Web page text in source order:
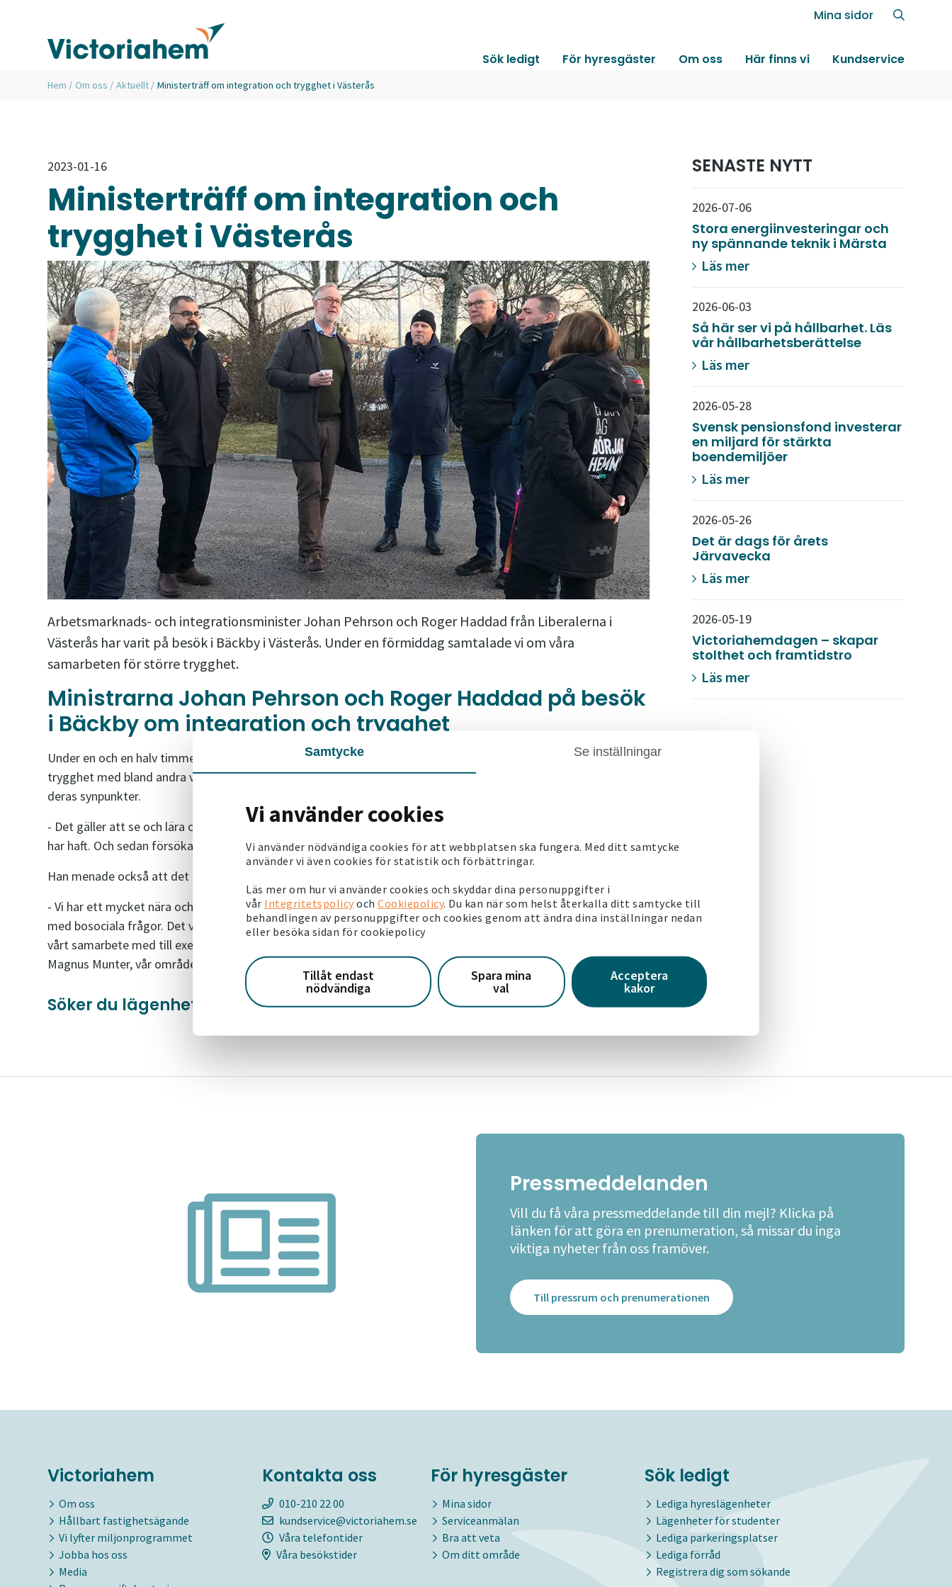
Samtycke Se inställningar
Vi använder cookies
Vi använder nödvändiga cookies för att webbplatsen ska fungera. Med ditt samtycke
använder vi även cookies för statistik och förbättringar.
Läs mer om hur vi använder cookies och skyddar dina personuppgifter i
vår Integritetspolicy och Cookiepolicy. Du kan när som helst återkalla ditt samtycke till
behandlingen av personuppgifter och cookies genom att ändra dina inställningar nedan
eller besöka sidan för cookiepolicy
Tillåt endast
nödvändiga
Spara mina
val
Acceptera
kakor
Mina sidor
Sök ledigt För hyresgäster Om oss Här finns vi Kundservice
Hem / Om oss / Aktuellt / Ministerträff om integration och trygghet i Västerås
2023-01-16
Ministerträff om integration och
trygghet i Västerås
Arbetsmarknads- och integrationsminister Johan Pehrson och Roger Haddad från Liberalerna i
Västerås har varit på besök i Bäckby i Västerås. Under en förmiddag samtalade vi om våra
samarbeten för större trygghet.
Ministrarna Johan Pehrson och Roger Haddad på besök
i Bäckby om integration och trygghet
Under en och en halv timme gick Johan Pehrson och Roger Haddad runt i Bäckby. De pratade integration och
trygghet med bland andra vår förvaltning och representanter från Mimer och träffade hyresgäster för att få
deras synpunkter.
- Det gäller att se och lära och höra vad man har för utmaningar, vad som är möjligt och vilka framgångar man
har haft. Och sedan försöka sprida detta, konstaterade Johan Pehrson i en intervju med Sveriges Radio.
Han menade också att det är centralt att fastighetsägare samarbetar för att skapa en tryggare boendemiljö.
- Vi har ett mycket nära och bra samarbete med Mimer och det är viktigt att vi får visa hur vi arbetar tillsammans
med bosociala frågor. Det var ett väldigt positivt besök och vi fick lyfta fram vår dialog med våra hyresgäster,
vårt samarbete med till exempel Mamma United och hur vi agerar för att minska narkotikan i vårt område, säger
Magnus Munter, vår områdeschef i Västerås.
Söker du lägenhet i Västerås?Se våra lediga hyreslägenheter i Västerås.
SENASTE NYTT
2026-07-06
Stora energiinvesteringar och
ny spännande teknik i Märsta
Läs mer
2026-06-03
Så här ser vi på hållbarhet. Läs
vår hållbarhetsberättelse
Läs mer
2026-05-28
Svensk pensionsfond investerar
en miljard för stärkta
boendemiljöer
Läs mer
2026-05-26
Det är dags för årets
Järvavecka
Läs mer
2026-05-19
Victoriahemdagen – skapar
stolthet och framtidstro
Läs mer
Pressmeddelanden
Vill du få våra pressmeddelande till din mejl? Klicka på
länken för att göra en prenumeration, så missar du inga
viktiga nyheter från oss framöver.
Till pressrum och prenumerationen
Victoriahem
Om oss
Hållbart fastighetsägande
Vi lyfter miljonprogrammet
Jobba hos oss
Media
Kontakta oss
010-210 22 00
kundservice@victoriahem.se
Våra telefontider
Våra besökstider
För hyresgäster
Mina sidor
Serviceanmälan
Bra att veta
Om ditt område
Sök ledigt
Lediga hyreslägenheter
Lägenheter för studenter
Lediga parkeringsplatser
Lediga förråd
Registrera dig som sökande